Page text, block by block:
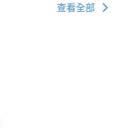
查看全部